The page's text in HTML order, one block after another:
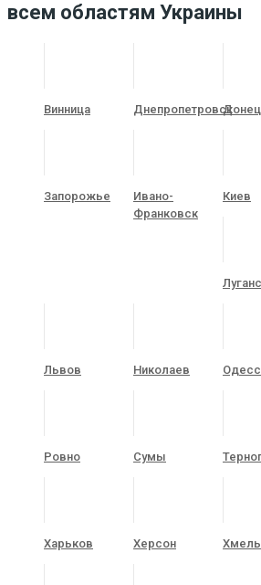
всем областям Украины
Винница Днепропетровск
Запорожье
Ивано-
Франковск
Киев
Львов Николаев
Ровно Сумы
Харьков Херсон